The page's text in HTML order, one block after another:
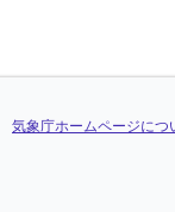
気象庁ホームページにつ